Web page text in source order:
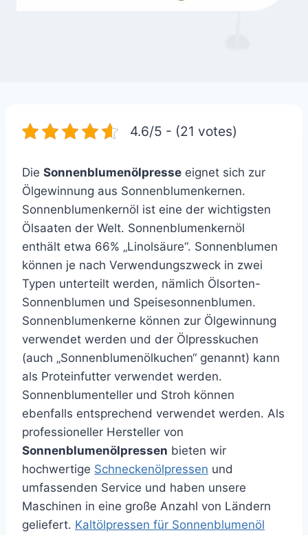
4.6/5 - (21 votes)
Die Sonnenblumenölpresse eignet sich zur
Ölgewinnung aus Sonnenblumenkernen.
Sonnenblumenkernöl ist eine der wichtigsten
Ölsaaten der Welt. Sonnenblumenkernöl
enthält etwa 66% „Linolsäure“. Sonnenblumen
können je nach Verwendungszweck in zwei
Typen unterteilt werden, nämlich Ölsorten-
Sonnenblumen und Speisesonnenblumen.
Sonnenblumenkerne können zur Ölgewinnung
verwendet werden und der Ölpresskuchen
(auch „Sonnenblumenölkuchen“ genannt) kann
als Proteinfutter verwendet werden.
Sonnenblumenteller und Stroh können
ebenfalls entsprechend verwendet werden. Als
professioneller Hersteller von
Sonnenblumenölpressen bieten wir
hochwertige Schneckenölpressen und
umfassenden Service und haben unsere
Maschinen in eine große Anzahl von Ländern
geliefert. Kaltölpressen für Sonnenblumenöl